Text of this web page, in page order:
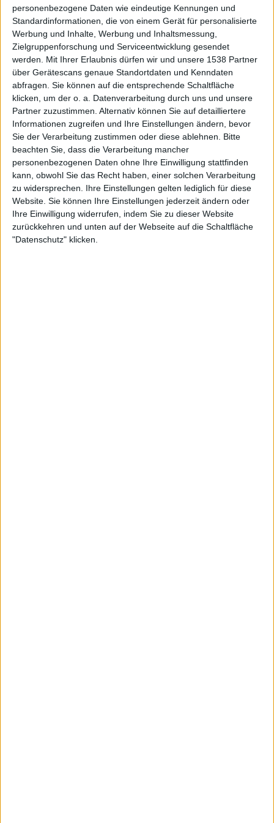
personenbezogene Daten wie eindeutige Kennungen und
Standardinformationen, die von einem Gerät für personalisierte
Werbung und Inhalte, Werbung und Inhaltsmessung,
Zielgruppenforschung und Serviceentwicklung gesendet
werden.
Mit Ihrer Erlaubnis dürfen wir und unsere 1538 Partner
über Gerätescans genaue Standortdaten und Kenndaten
abfragen. Sie können auf die entsprechende Schaltfläche
klicken, um der o. a. Datenverarbeitung durch uns und unsere
Partner zuzustimmen. Alternativ können Sie auf detailliertere
Informationen zugreifen und Ihre Einstellungen ändern, bevor
Sie der Verarbeitung zustimmen oder diese ablehnen.
Bitte
beachten Sie, dass die Verarbeitung mancher
personenbezogenen Daten ohne Ihre Einwilligung stattfinden
kann, obwohl Sie das Recht haben, einer solchen Verarbeitung
zu widersprechen. Ihre Einstellungen gelten lediglich für diese
Website. Sie können Ihre Einstellungen jederzeit ändern oder
Ihre Einwilligung widerrufen, indem Sie zu dieser Website
zurückkehren und unten auf der Webseite auf die Schaltfläche
"Datenschutz" klicken.
Galerie mit 34 Bildern: Long Distance Calling – 15 Years „Avoid The
Light“ Anniversary Shows 2024 in Stuttgart